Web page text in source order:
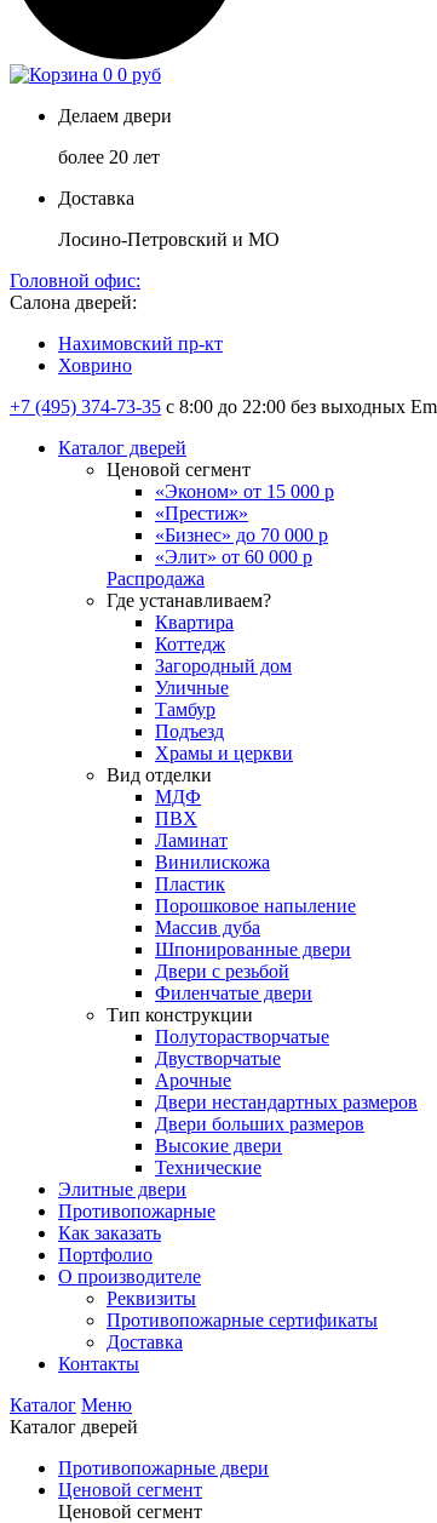
0 0 руб
Делаем двери
более 20 лет
Доставка
Лосино-Петровский и МО
Головной офис:
Салона дверей:
Нахимовский пр-кт
Ховрино
+7 (495) 374-73-35 с 8:00 до 22:00 без выходных
Каталог дверей
Ценовой сегмент
«Эконом» от 15 000 р
«Престиж»
«Бизнес» до 70 000 р
«Элит» от 60 000 р
Распродажа
Где устанавливаем?
Квартира
Коттедж
Загородный дом
Уличные
Тамбур
Подъезд
Храмы и церкви
Вид отделки
МДФ
ПВХ
Ламинат
Винилискожа
Пластик
Порошковое напыление
Массив дуба
Шпонированные двери
Двери с резьбой
Филенчатые двери
Тип конструкции
Полуторастворчатые
Двустворчатые
Арочные
Двери нестандартных размеров
Двери больших размеров
Высокие двери
Технические
Элитные двери
Противопожарные
Как заказать
Портфолио
О производителе
Реквизиты
Противопожарные сертификаты
Доставка
Контакты
Каталог Меню
Каталог дверей
Противопожарные двери
Ценовой сегмент
Ценовой сегмент